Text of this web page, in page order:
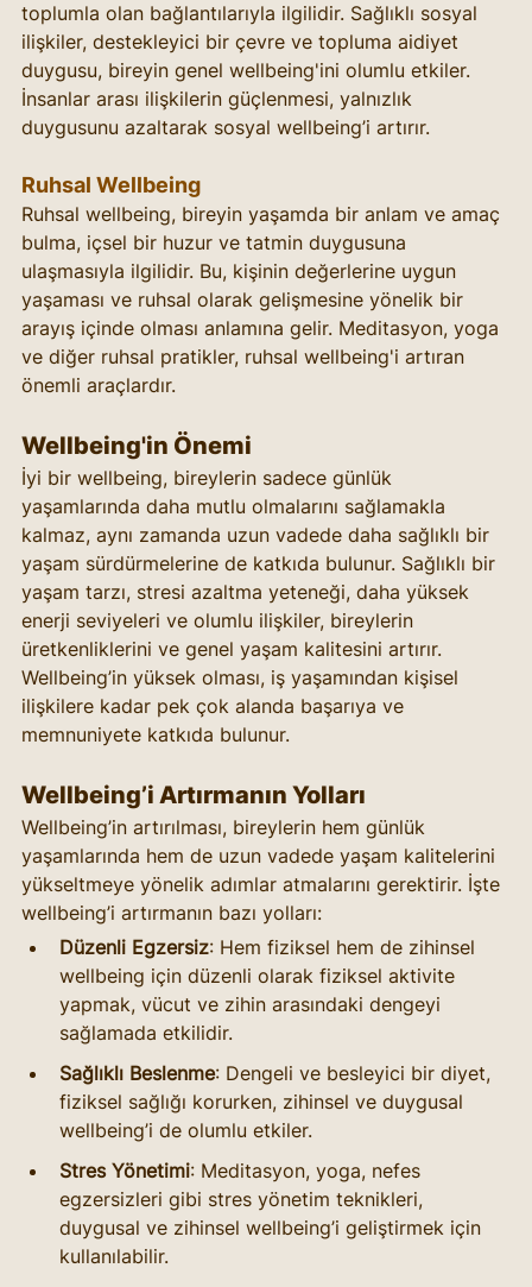
toplumla olan bağlantılarıyla ilgilidir. Sağlıklı sosyal
ilişkiler, destekleyici bir çevre ve topluma aidiyet
duygusu, bireyin genel wellbeing'ini olumlu etkiler.
İnsanlar arası ilişkilerin güçlenmesi, yalnızlık
duygusunu azaltarak sosyal wellbeing’i artırır.
Ruhsal Wellbeing
Ruhsal wellbeing, bireyin yaşamda bir anlam ve amaç
bulma, içsel bir huzur ve tatmin duygusuna
ulaşmasıyla ilgilidir. Bu, kişinin değerlerine uygun
yaşaması ve ruhsal olarak gelişmesine yönelik bir
arayış içinde olması anlamına gelir. Meditasyon, yoga
ve diğer ruhsal pratikler, ruhsal wellbeing'i artıran
önemli araçlardır.
Wellbeing'in Önemi
İyi bir wellbeing, bireylerin sadece günlük
yaşamlarında daha mutlu olmalarını sağlamakla
kalmaz, aynı zamanda uzun vadede daha sağlıklı bir
yaşam sürdürmelerine de katkıda bulunur. Sağlıklı bir
yaşam tarzı, stresi azaltma yeteneği, daha yüksek
enerji seviyeleri ve olumlu ilişkiler, bireylerin
üretkenliklerini ve genel yaşam kalitesini artırır.
Wellbeing’in yüksek olması, iş yaşamından kişisel
ilişkilere kadar pek çok alanda başarıya ve
memnuniyete katkıda bulunur.
Wellbeing’i Artırmanın Yolları
Wellbeing’in artırılması, bireylerin hem günlük
yaşamlarında hem de uzun vadede yaşam kalitelerini
yükseltmeye yönelik adımlar atmalarını gerektirir. İşte
wellbeing’i artırmanın bazı yolları:
Düzenli Egzersiz: Hem fiziksel hem de zihinsel
wellbeing için düzenli olarak fiziksel aktivite
yapmak, vücut ve zihin arasındaki dengeyi
sağlamada etkilidir.
Sağlıklı Beslenme: Dengeli ve besleyici bir diyet,
fiziksel sağlığı korurken, zihinsel ve duygusal
wellbeing’i de olumlu etkiler.
Stres Yönetimi: Meditasyon, yoga, nefes
egzersizleri gibi stres yönetim teknikleri,
duygusal ve zihinsel wellbeing’i geliştirmek için
kullanılabilir.